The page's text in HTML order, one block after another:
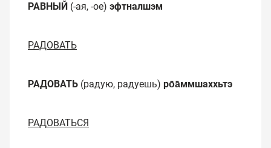
РАВНЫЙ (-ая, -ое) эфтналшэм
РАДОВАТЬ
РАДОВАТЬ (радую, радуешь) ро̄а̄ммшаххьтэ
РАДОВАТЬСЯ